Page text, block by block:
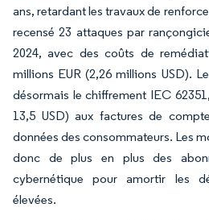
ans, retardant les travaux de
recensé 23 attaques par
2024, avec des coûts de
millions EUR (2,26 millions USD).
désormais le chiffrement IEC
13,5 USD) aux factures de
données des consommateurs. Les
donc de plus en plus des
cybernétique pour amortir les
élevées.